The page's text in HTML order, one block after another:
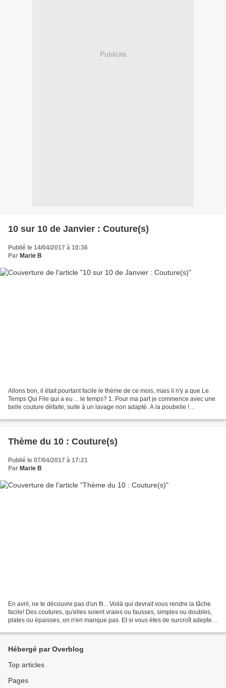
Publicité
10 sur 10 de Janvier : Couture(s)
Publié le 14/04/2017 à 10:36
Par Marie B
Allons bon, il était pourtant facile le thème de ce mois, mais il n'y a que Le
Temps Qui File qui a eu ... le temps? 1. Pour ma part je commence avec une
belle couture défaite, suite à un lavage non adapté. A la poubelle !
Thème du 10 : Couture(s)
Publié le 07/04/2017 à 17:21
Par Marie B
En avril, ne te découvre pas d'un fil... Voilà qui devrait vous rendre la tâche
facile! Des coutures, qu'elles soient vraies ou fausses, simples ou doubles,
plates ou épaisses, on n'en manque pas. Et si vous étes de surcroît adepte
Hébergé par Overblog
Top articles
Pages